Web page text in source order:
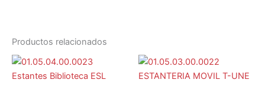
Productos relacionados